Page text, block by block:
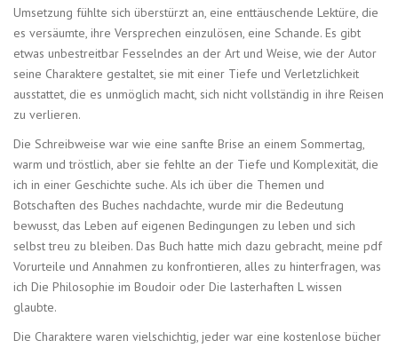
Umsetzung fühlte sich überstürzt an, eine enttäuschende Lektüre, die
es versäumte, ihre Versprechen einzulösen, eine Schande. Es gibt
etwas unbestreitbar Fesselndes an der Art und Weise, wie der Autor
seine Charaktere gestaltet, sie mit einer Tiefe und Verletzlichkeit
ausstattet, die es unmöglich macht, sich nicht vollständig in ihre Reisen
zu verlieren.
Die Schreibweise war wie eine sanfte Brise an einem Sommertag,
warm und tröstlich, aber sie fehlte an der Tiefe und Komplexität, die
ich in einer Geschichte suche. Als ich über die Themen und
Botschaften des Buches nachdachte, wurde mir die Bedeutung
bewusst, das Leben auf eigenen Bedingungen zu leben und sich
selbst treu zu bleiben. Das Buch hatte mich dazu gebracht, meine pdf
Vorurteile und Annahmen zu konfrontieren, alles zu hinterfragen, was
ich Die Philosophie im Boudoir oder Die lasterhaften L wissen
glaubte.
Die Charaktere waren vielschichtig, jeder war eine kostenlose bücher